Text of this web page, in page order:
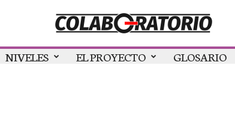
NIVELES EL PROYECTO GLOSARIO